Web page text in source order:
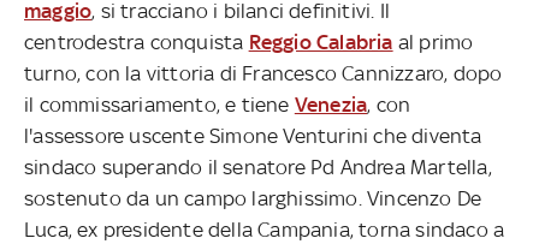
maggio, si tracciano i bilanci definitivi. Il
centrodestra conquista Reggio Calabria al primo
turno, con la vittoria di Francesco Cannizzaro, dopo
il commissariamento, e tiene Venezia, con
l'assessore uscente Simone Venturini che diventa
sindaco superando il senatore Pd Andrea Martella,
sostenuto da un campo larghissimo. Vincenzo De
Luca, ex presidente della Campania, torna sindaco a